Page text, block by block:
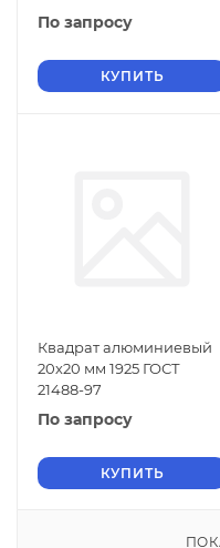
По запросу
КУПИТЬ
Квадрат алюминиевый
20х20 мм 1925 ГОСТ
21488-97
По запросу
КУПИТЬ